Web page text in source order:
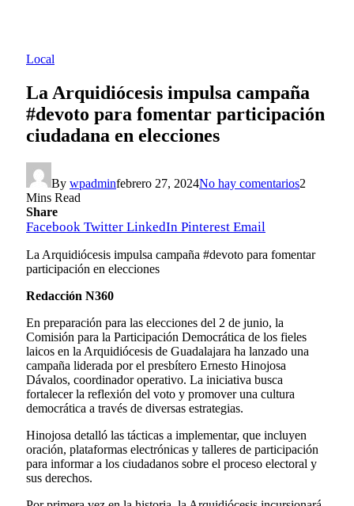
Local
La Arquidiócesis impulsa campaña
#devoto para fomentar participación
ciudadana en elecciones
By wpadminfebrero 27, 2024No hay comentarios2
Mins Read
Share
Facebook Twitter LinkedIn Pinterest Email
La Arquidiócesis impulsa campaña #devoto para fomentar
participación en elecciones
Redacción N360
En preparación para las elecciones del 2 de junio, la
Comisión para la Participación Democrática de los fieles
laicos en la Arquidiócesis de Guadalajara ha lanzado una
campaña liderada por el presbítero Ernesto Hinojosa
Dávalos, coordinador operativo. La iniciativa busca
fortalecer la reflexión del voto y promover una cultura
democrática a través de diversas estrategias.
Hinojosa detalló las tácticas a implementar, que incluyen
oración, plataformas electrónicas y talleres de participación
para informar a los ciudadanos sobre el proceso electoral y
sus derechos.